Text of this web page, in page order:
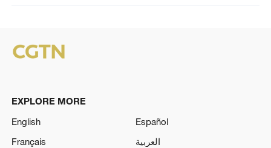
EXPLORE MORE
English
Español
Français
العربية